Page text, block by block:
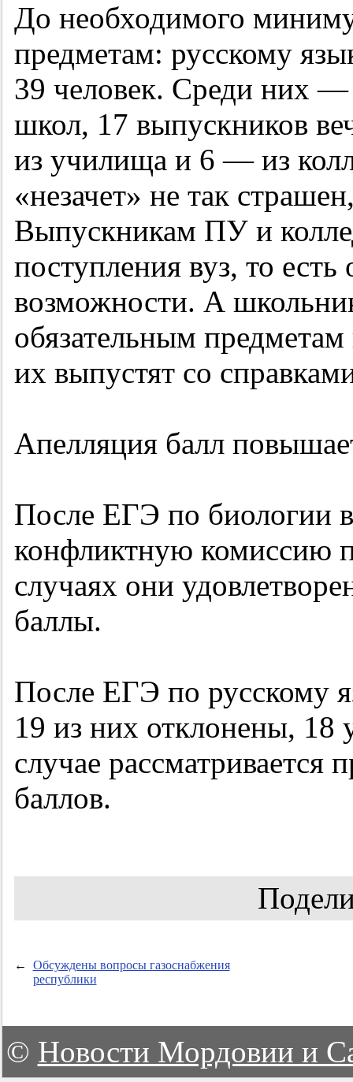
До необходимого
предметам: русскому
39 человек. Среди них
школ, 17 выпускников
из училища и 6 — из
«незачет» не так
Выпускникам ПУ и
поступления вуз, то
возможности. А
обязательным предметам
их выпустят со
Апелляция балл
После ЕГЭ по биологии
конфликтную комиссию
случаях они
баллы.
После ЕГЭ по русскому
19 из них отклонены, 18
случае
баллов.
←
Обсуждены вопросы газоснабжения
республики
© Новости Мордовии и